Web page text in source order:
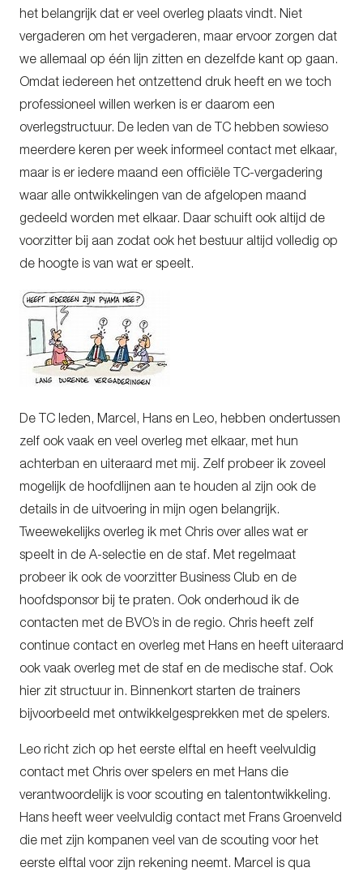
het belangrijk dat er veel overleg plaats vindt. Niet
vergaderen om het vergaderen, maar ervoor zorgen dat
we allemaal op één lijn zitten en dezelfde kant op gaan.
Omdat iedereen het ontzettend druk heeft en we toch
professioneel willen werken is er daarom een
overlegstructuur. De leden van de TC hebben sowieso
meerdere keren per week informeel contact met elkaar,
maar is er iedere maand een officiële TC-vergadering
waar alle ontwikkelingen van de afgelopen maand
gedeeld worden met elkaar. Daar schuift ook altijd de
voorzitter bij aan zodat ook het bestuur altijd volledig op
de hoogte is van wat er speelt.
De TC leden, Marcel, Hans en Leo, hebben ondertussen
zelf ook vaak en veel overleg met elkaar, met hun
achterban en uiteraard met mij. Zelf probeer ik zoveel
mogelijk de hoofdlijnen aan te houden al zijn ook de
details in de uitvoering in mijn ogen belangrijk.
Tweewekelijks overleg ik met Chris over alles wat er
speelt in de A-selectie en de staf. Met regelmaat
probeer ik ook de voorzitter Business Club en de
hoofdsponsor bij te praten. Ook onderhoud ik de
contacten met de BVO’s in de regio. Chris heeft zelf
continue contact en overleg met Hans en heeft uiteraard
ook vaak overleg met de staf en de medische staf. Ook
hier zit structuur in. Binnenkort starten de trainers
bijvoorbeeld met ontwikkelgesprekken met de spelers.
Leo richt zich op het eerste elftal en heeft veelvuldig
contact met Chris over spelers en met Hans die
verantwoordelijk is voor scouting en talentontwikkeling.
Hans heeft weer veelvuldig contact met Frans Groenveld
die met zijn kompanen veel van de scouting voor het
eerste elftal voor zijn rekening neemt. Marcel is qua